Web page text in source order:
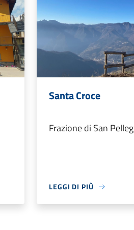
Santa Croce
Frazione di San
LEGGI DI PIÙ